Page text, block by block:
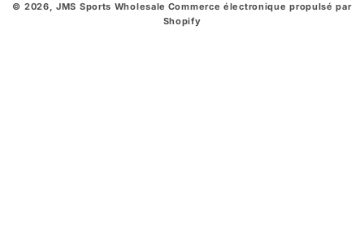
© 2026,JMS Sports Wholesale Commerce électronique propulsé par
Shopify